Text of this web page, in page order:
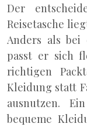
Der
Reisetasche
Anders als bei
passt er sich
richtigen
Kleidung statt
ausnutzen.
bequeme